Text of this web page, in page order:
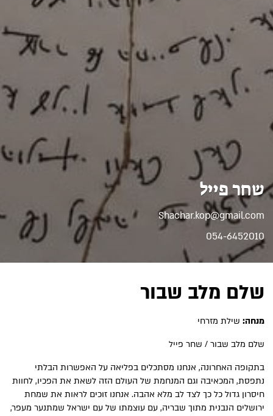
שחר פייל
Shachar.kop@gmail.com
054-6452010
שלם מלב שבור
מנחה: שילת מזרחי
שלם מלב שבור / שחר פייל
בתקופה האחרונה, אנחנו מסתכלים בפליאה על האפשרות הבלתי
נתפסת, המכאיבה וגם המנחמת של העולם הזה לשאת את הפכיו, לחוות
חיסרון גדול כל כך לצד לב מלא אהבה. אנחנו זוכים לראות את שמחת
ירושלים הנבנית מתוך שבריה, עם עוצמתו של עם ישראל שמתנער מעפר,